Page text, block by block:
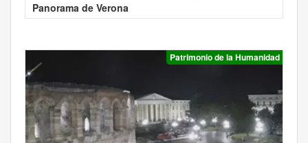
Panorama de Verona
Patrimonio de la Humanidad